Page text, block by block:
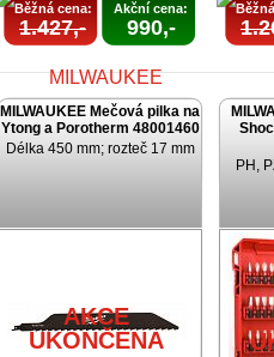
Běžná cena:
1.427,-
Akční cena:
990,-
MILWAUKEE Mečová pilka na
Ytong a Porotherm 48001460
Délka 450 mm; rozteč 17 mm
AKCE
UKONČENA
PH,